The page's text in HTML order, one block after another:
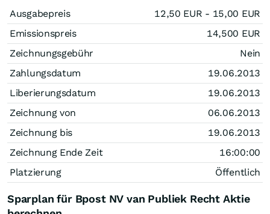
Ausgabepreis 12,50 EUR - 15,00 EUR
Emissionspreis
14,500 EUR
Zeichnungsgebühr
Nein
Zahlungsdatum
19.06.2013
Liberierungsdatum
19.06.2013
Zeichnung von
06.06.2013
Zeichnung bis
19.06.2013
Zeichnung Ende Zeit
16:00:00
Platzierung
Öffentlich
Sparplan für Bpost NV van Publiek Recht Aktie